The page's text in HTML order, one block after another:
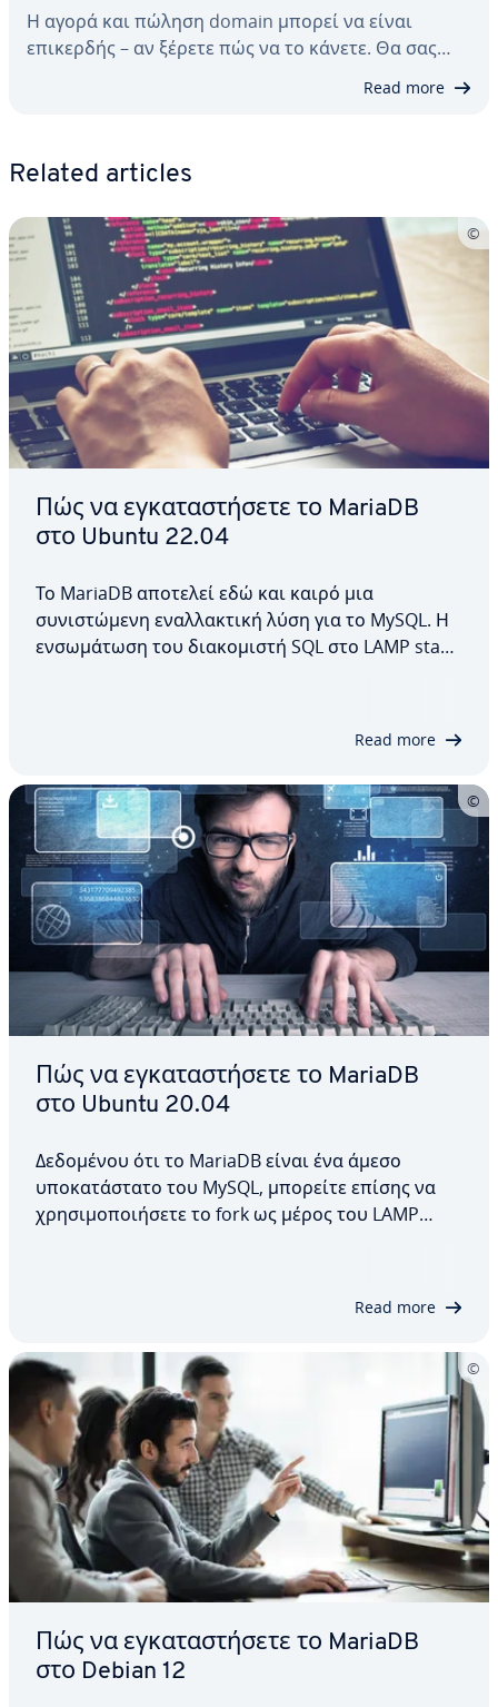
Η αγορά και πώληση domain μπορεί να είναι
επικερδής – αν ξέρετε πώς να το κάνετε. Θα σας…
Read more
Related articles
Πώς να εγκαταστήσετε το MariaDB
στο Ubuntu 22.04
Το MariaDB αποτελεί εδώ και καιρό μια
συνιστώμενη εναλλακτική λύση για το MySQL. Η
ενσωμάτωση του διακομιστή SQL στο LAMP stack
Read more
Πώς να εγκαταστήσετε το MariaDB
στο Ubuntu 20.04
Δεδομένου ότι το MariaDB είναι ένα άμεσο
υποκατάστατο του MySQL, μπορείτε επίσης να
χρησιμοποιήσετε το fork ως μέρος του LAMP
Read more
Πώς να εγκαταστήσετε το MariaDB
στο Debian 12